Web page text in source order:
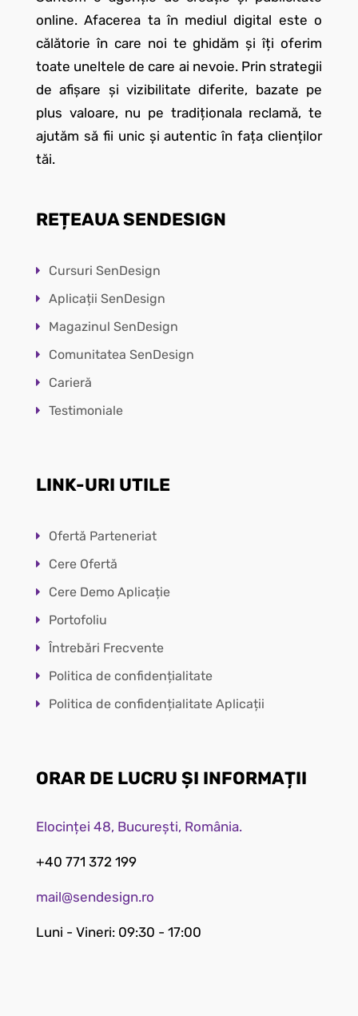
online. Afacerea ta în mediul digital este o
călătorie în care noi te ghidăm și îți oferim
toate uneltele de care ai nevoie. Prin strategii
de afișare și vizibilitate diferite, bazate pe
plus valoare, nu pe tradiționala reclamă, te
ajutăm să fii unic și autentic în fața clienților
tăi.
REȚEAUA SENDESIGN
Cursuri SenDesign
Aplicații SenDesign
Magazinul SenDesign
Comunitatea SenDesign
Carieră
Testimoniale
LINK-URI UTILE
Ofertă Parteneriat
Cere Ofertă
Cere Demo Aplicație
Portofoliu
Întrebări Frecvente
Politica de confidențialitate
Politica de confidențialitate Aplicații
ORAR DE LUCRU ȘI INFORMAȚII
Elocinței 48, București, România.
+40 771 372 199
mail@sendesign.ro
Luni - Vineri: 09:30 - 17:00